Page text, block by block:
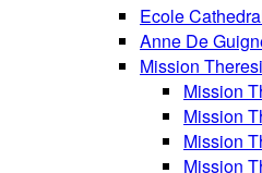
Ecole
Anne De
Mission
Mission
Mission
Mission
Mission